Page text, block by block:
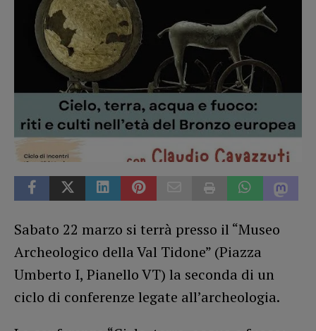
Sabato 22 marzo si terrà presso il “Museo
Archeologico della Val Tidone” (Piazza
Umberto I, Pianello VT) la seconda di un
ciclo di conferenze legate all’archeologia.